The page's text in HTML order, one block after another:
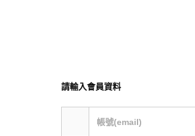
請輸入會員資料
帳號(email)